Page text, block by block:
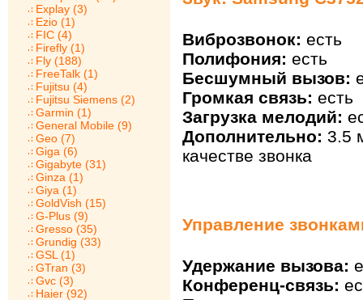
Explay (3)
Ezio (1)
FIC (4)
Firefly (1)
Fly (188)
FreeTalk (1)
Fujitsu (4)
Fujitsu Siemens (2)
Garmin (1)
General Mobile (9)
Geo (7)
Giga (6)
Gigabyte (31)
Ginza (1)
Giya (1)
GoldVish (15)
G-Plus (9)
Gresso (35)
Grundig (33)
GSL (1)
GTran (3)
Gvc (3)
Haier (92)
Виброзвонок: есть
Полифония: есть
Бесшумный вызов:
Громкая связь: есть
Загрузка мелодий:
Дополнительно: 3.5
качестве звонка
Управление
Удержание вызова:
Конференц-связь: